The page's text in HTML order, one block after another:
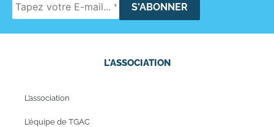
L'ASSOCIATION
L’association
L’équipe de TGAC